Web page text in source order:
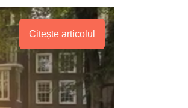
Citește articolul